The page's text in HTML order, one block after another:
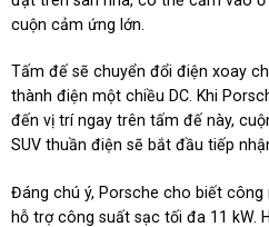
cuộn cảm ứng lớn.
Tấm đế sẽ chuyển đổi điện xoay
thành điện một chiều DC. Khi
đến vị trí ngay trên tấm đế này,
SUV thuần điện sẽ bắt đầu tiếp
Đáng chú ý, Porsche cho biết
hỗ trợ công suất sạc tối đa 11 kW.